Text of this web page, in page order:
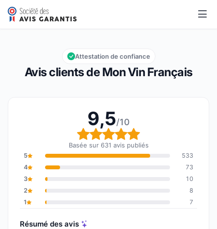
Mon Vin Français
Note globale : 9,5 sur 10
9,5/10
Avis clients de Mon Vin Français
Attestation de confiance
9,5/10
Note globale : 9,5 sur
Basée sur 631 avis publiés
5
533
4
73
3
10
2
8
1
7
Résumé des avis